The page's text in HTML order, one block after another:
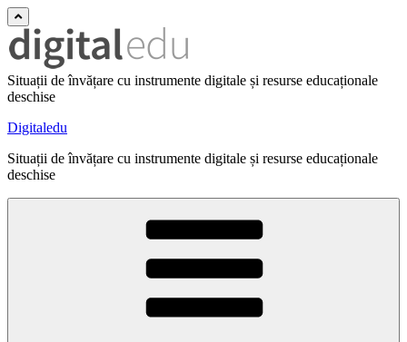
Situații de învățare cu instrumente digitale și resurse educaționale
deschise
Digitaledu
Situații de învățare cu instrumente digitale și resurse educaționale
deschise